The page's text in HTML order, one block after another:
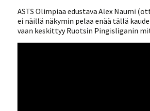
ASTS Olimpiaa edustava Alex Naumi
ei näillä näkymin pelaa enää tällä
vaan keskittyy Ruotsin Pingisliganin